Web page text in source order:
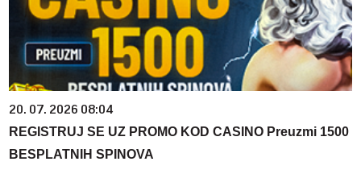
20. 07. 2026 08:04
REGISTRUJ SE UZ PROMO KOD CASINO Preuzmi 1500
BESPLATNIH SPINOVA